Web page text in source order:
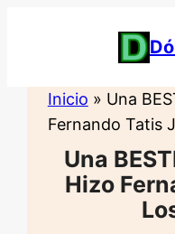
Inicio » Una
Fernando Tatis
Una
Hizo